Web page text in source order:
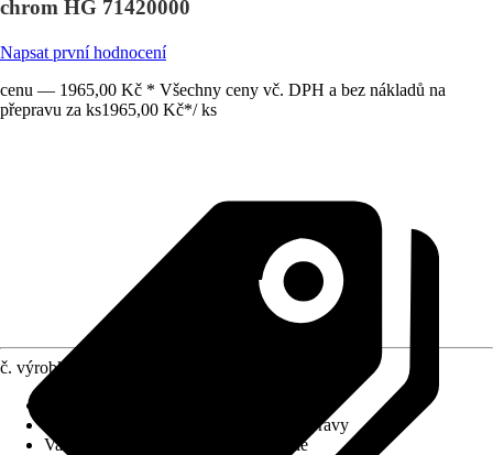
chrom HG 71420000
Napsat první hodnocení
cenu — 1965,00 Kč * Všechny ceny vč. DPH a bez nákladů na
přepravu za ks1965,00 Kč*/ ks
č. výrobku
Bez odtokové soupravy
Varianta
Podomítková vanová baterie